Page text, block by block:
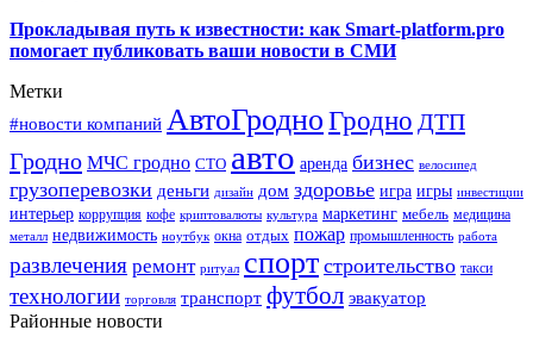
Прокладывая путь к известности: как Smart-platform.pro
помогает публиковать ваши новости в СМИ
Метки
#новости компаний АвтоГродноГродно ДТП
Гродно МЧС гродно СТО авто аренда бизнес велосипед
грузоперевозки деньги дизайн дом здоровье игра игры инвестиции
интерьер коррупция кофе криптовалюты культура маркетинг мебель медицина
металл недвижимость ноутбук окна отдых пожар промышленность работа
развлечения ремонт ритуал спорт строительство такси
технологии торговля транспорт футбол эвакуатор
Районные новости